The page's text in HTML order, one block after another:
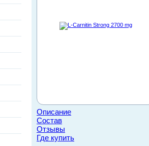
Описание
Состав
Отзывы
Где купить